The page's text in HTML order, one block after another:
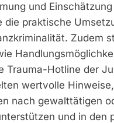
und
die praktische
Zudem
Trauma-Hotline der
wertvolle
nach gewalttätigen
und in den